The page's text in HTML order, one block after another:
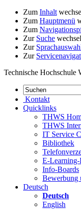
Zum Inhalt
Zum Hauptmenü
Zum
Zur Suche
Zur
Zur
Technische Hochschule
Kontakt
Quicklinks
THWS
THWS
IT Service
Bibliothek
E-
Info-Boards
Bewerbung
Deutsch
Deutsch
English